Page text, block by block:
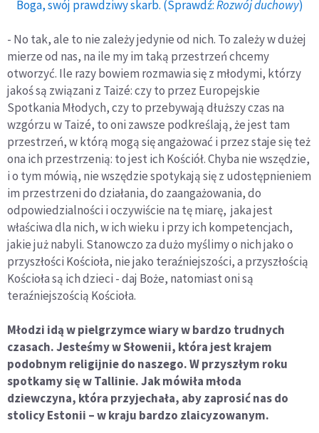
Boga, swój prawdziwy skarb. (Sprawdź:Rozwój duchowy)
- No tak, ale to nie zależy jedynie od nich. To zależy w dużej
mierze od nas, na ile my im taką przestrzeń chcemy
otworzyć. Ile razy bowiem rozmawia się z młodymi, którzy
jakoś są związani z Taizé: czy to przez Europejskie
Spotkania Młodych, czy to przebywają dłuższy czas na
wzgórzu w Taizé, to oni zawsze podkreślają, że jest tam
przestrzeń, w którą mogą się angażować i przez staje się też
ona ich przestrzenią: to jest ich Kościół. Chyba nie wszędzie,
i o tym mówią, nie wszędzie spotykają się z udostępnieniem
im przestrzeni do działania, do zaangażowania, do
odpowiedzialności i oczywiście na tę miarę, jaka jest
właściwa dla nich, w ich wieku i przy ich kompetencjach,
jakie już nabyli. Stanowczo za dużo myślimy o nich jako o
przyszłości Kościoła, nie jako teraźniejszości, a przyszłością
Kościoła są ich dzieci - daj Boże, natomiast oni są
teraźniejszością Kościoła.
Młodzi idą w pielgrzymce wiary w bardzo trudnych
czasach. Jesteśmy w Słowenii, która jest krajem
podobnym religijnie do naszego. W przyszłym roku
spotkamy się w Tallinie. Jak mówiła młoda
dziewczyna, która przyjechała, aby zaprosić nas do
stolicy Estonii – w kraju bardzo zlaicyzowanym.